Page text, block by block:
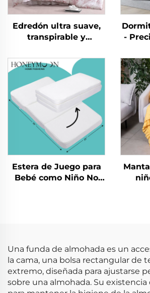
Edredón ultra suave,
transpirable y
de microfibra de
eucalipto, ligero,
alternativo a plumas y
edredón
-
Estera de Juego para
Bebé como Niño No
Una funda de almohada es un
la cama, una bolsa rectangular de
extremo, diseñada para ajustarse
sobre una almohada. Su